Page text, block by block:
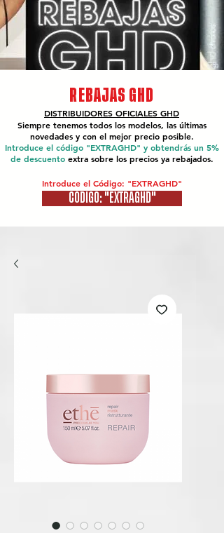
REBAJAS GHD
DISTRIBUIDORES OFICIALES GHD
Siempre tenemos todos los modelos, las últimas
novedades y con el mejor precio posible.
Introduce el código "EXTRAGHD" y obtendrás un 5%
de descuento extra sobre los precios ya rebajados.
Introduce el Código: "EXTRAGHD"
CÓDIGO: "EXTRAGHD"